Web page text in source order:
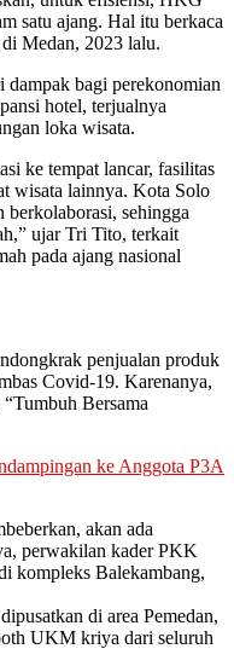
satu ajang. Hal itu berkaca
Medan, 2023 lalu.
dampak bagi perekonomian
hotel, terjualnya
loka wisata.
ke tempat lancar, fasilitas
wisata lainnya. Kota Solo
berkolaborasi, sehingga
ujar Tri Tito, terkait
pada ajang nasional
penjualan produk
Covid-19. Karenanya,
Bersama
ke Anggota P3A
akan ada
perwakilan kader PKK
kompleks Balekambang,
di area Pemedan,
UKM kriya dari seluruh